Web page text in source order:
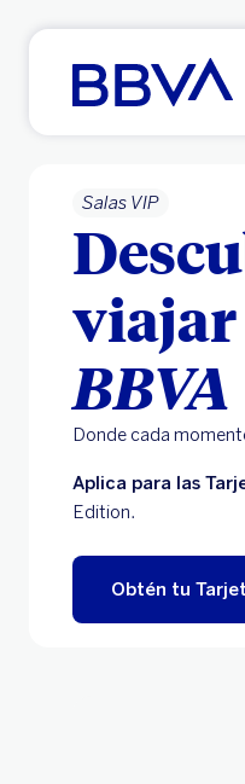
Ir al contenido principal
Salas VIP
viajar
BBVA
Donde cada
Aplica para las
Edition.
Obtén tu